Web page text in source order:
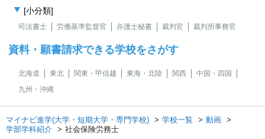
[小分類]
司法書士 労働基準監督官 弁護士秘書 裁判官 裁判所事務官
資料・願書請求できる学校をさがす
北海道 東北 関東・甲信越 東海・北陸 関西
中国・四国
九州・沖縄
マイナビ進学(大学・短期大学・専門学校) 学校一覧
動画
学部学科紹介
社会保険労務士